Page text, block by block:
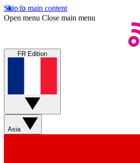
Skip to main content
Open menu Close main menu
FR Edition
Asia